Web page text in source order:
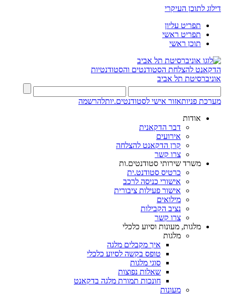
דילוג לתוכן העיקרי
תפריט עליון
תפריט ראשי
תוכן ראשי
הדקאנט להצלחת הסטודנטים והסטודנטיות
אוניברסיטת תל אביב
מערכת פניותאזור אישי לסטודנטים.יותלהרשמה
אודות
דבר הדקאנית
אירועים
קרן הדקאנט להצלחה
צרו קשר
משרד שירותי סטודנטים.ות
כרטיס סטודנט.ית
אישורי כניסה לרכב
אישור פעילות ציבורית
מילואים
נציב הקבילות
צרו קשר
מלגות, מעונות וסיוע כלכלי
מלגות
איך מקבלים מלגה
טופס בקשה לסיוע כלכלי
סוגי מלגות
שאלות נפוצות
חונכות תמורת מלגה בדקאנט
מעונות